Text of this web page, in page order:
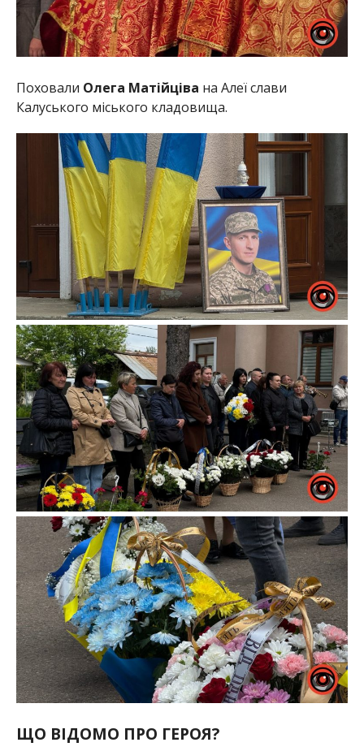
Поховали Олега Матійціва на Алеї слави
Калуського міського кладовища.
ЩО ВІДОМО ПРО ГЕРОЯ?